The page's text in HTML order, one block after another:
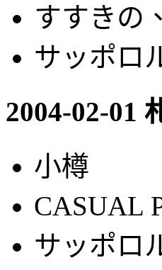
すすきの
サッポロ
2004-02-
小樽
CASUAL
サッポロ